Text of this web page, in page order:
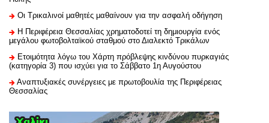
Οι Τρικαλινοί μαθητές μαθαίνουν για την ασφαλή οδήγηση
H Περιφέρεια Θεσσαλίας χρηματοδοτεί τη δημιουργία ενός
μεγάλου φωτοβολταϊκού σταθμού στο Διαλεκτό Τρικάλων
Ετοιμότητα λόγω του Χάρτη πρόβλεψης κινδύνου πυρκαγιάς
(κατηγορία 3) που ισχύει για το Σάββατο 1η Αυγούστου
Αναπτυξιακές συνέργειες με πρωτοβουλία της Περιφέρειας
Θεσσαλίας